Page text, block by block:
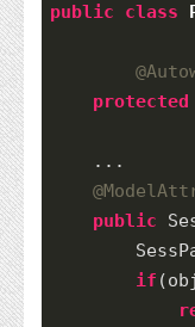
public
class
protected
    ...
public
if